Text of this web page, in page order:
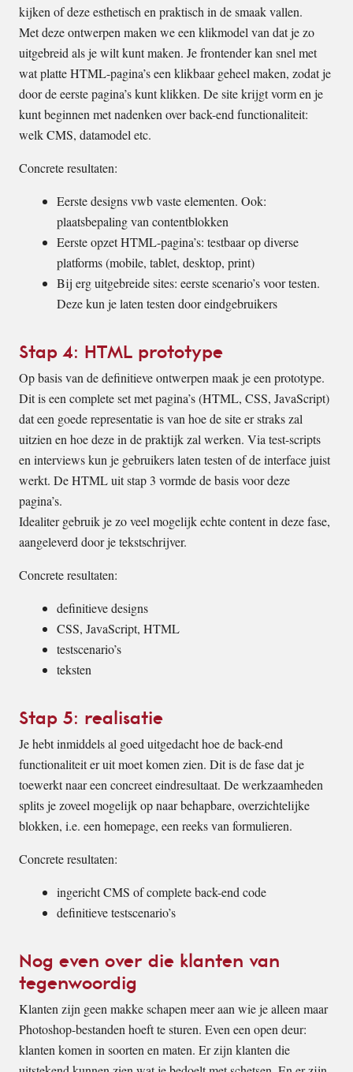
kijken of deze esthetisch en praktisch in de smaak vallen.
Met deze ontwerpen maken we een klikmodel van dat je zo
uitgebreid als je wilt kunt maken. Je frontender kan snel met
wat platte HTML-pagina’s een klikbaar geheel maken, zodat je
door de eerste pagina’s kunt klikken. De site krijgt vorm en je
kunt beginnen met nadenken over back-end functionaliteit:
welk CMS, datamodel etc.
Concrete resultaten:
Eerste designs vwb vaste elementen. Ook:
plaatsbepaling van contentblokken
Eerste opzet HTML-pagina’s: testbaar op diverse
platforms (mobile, tablet, desktop, print)
Bij erg uitgebreide sites: eerste scenario’s voor testen.
Deze kun je laten testen door eindgebruikers
Stap 4: HTML prototype
Op basis van de definitieve ontwerpen maak je een prototype.
Dit is een complete set met pagina’s (HTML, CSS, JavaScript)
dat een goede representatie is van hoe de site er straks zal
uitzien en hoe deze in de praktijk zal werken. Via test-scripts
en interviews kun je gebruikers laten testen of de interface juist
werkt. De HTML uit stap 3 vormde de basis voor deze
pagina’s.
Idealiter gebruik je zo veel mogelijk echte content in deze fase,
aangeleverd door je tekstschrijver.
Concrete resultaten:
definitieve designs
CSS, JavaScript, HTML
testscenario’s
teksten
Stap 5: realisatie
Je hebt inmiddels al goed uitgedacht hoe de back-end
functionaliteit er uit moet komen zien. Dit is de fase dat je
toewerkt naar een concreet eindresultaat. De werkzaamheden
splits je zoveel mogelijk op naar behapbare, overzichtelijke
blokken, i.e. een homepage, een reeks van formulieren.
Concrete resultaten:
ingericht CMS of complete back-end code
definitieve testscenario’s
Nog even over die klanten van
tegenwoordig
Klanten zijn geen makke schapen meer aan wie je alleen maar
Photoshop-bestanden hoeft te sturen. Even een open deur:
klanten komen in soorten en maten. Er zijn klanten die